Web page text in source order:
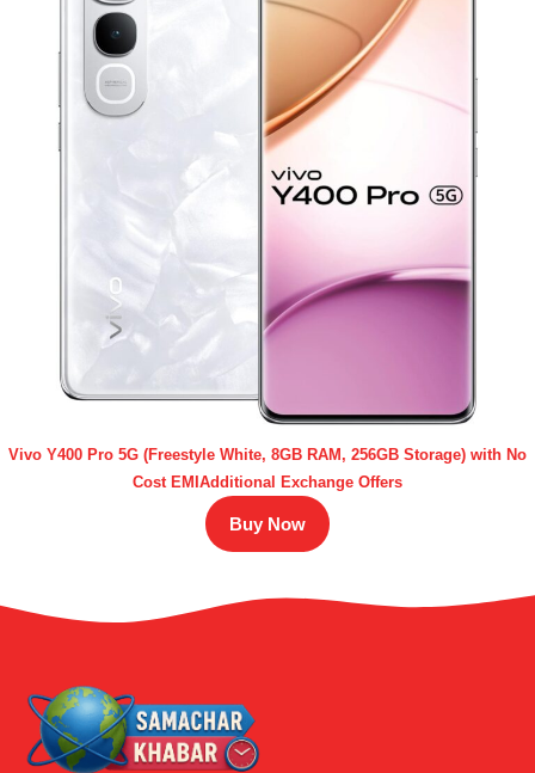
Vivo Y400 Pro 5G (Freestyle White, 8GB RAM, 256GB Storage) with No
Cost EMIAdditional Exchange Offers
Buy Now